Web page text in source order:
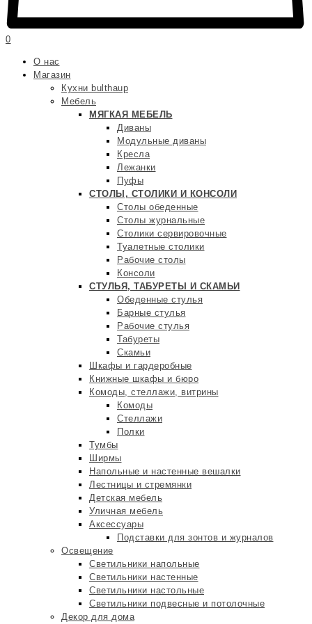
0
О нас
Магазин
Кухни bulthaup
Мебель
МЯГКАЯ МЕБЕЛЬ
Диваны
Модульные диваны
Кресла
Лежанки
Пуфы
СТОЛЫ, СТОЛИКИ И КОНСОЛИ
Столы обеденные
Столы журнальные
Столики сервировочные
Туалетные столики
Рабочие столы
Консоли
СТУЛЬЯ, ТАБУРЕТЫ И СКАМЬИ
Обеденные стулья
Барные стулья
Рабочие стулья
Табуреты
Скамьи
Шкафы и гардеробные
Книжные шкафы и бюро
Комоды, стеллажи, витрины
Комоды
Стеллажи
Полки
Тумбы
Ширмы
Напольные и настенные вешалки
Лестницы и стремянки
Детская мебель
Уличная мебель
Аксессуары
Подставки для зонтов и журналов
Освещение
Светильники напольные
Светильники настенные
Светильники настольные
Светильники подвесные и потолочные
Декор для дома